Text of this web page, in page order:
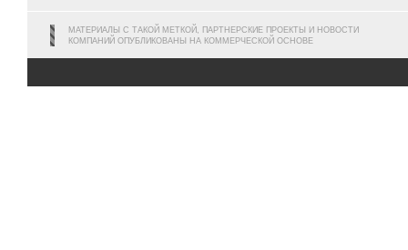
МАТЕРИАЛЫ С ТАКОЙ МЕТКОЙ, ПАРТНЕРСКИЕ ПРОЕКТЫ И НОВОСТИ
КОМПАНИЙ ОПУБЛИКОВАНЫ НА КОММЕРЧЕСКОЙ ОСНОВЕ